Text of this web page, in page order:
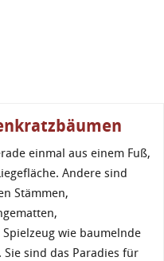
einmal aus einem Fuß,
Andere sind
Stämmen,
wie baumelnde
sind das Paradies für